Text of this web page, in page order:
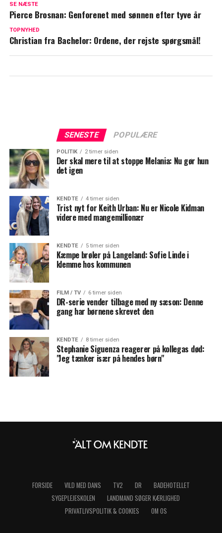
siger farvel
SE NÆSTE
Pierce Brosnan: Genforenet med sønnen efter tyve år
TOPNYHED
Christian fra Bachelor: Ordene, der rejste spørgsmål!
SENESTE POPULÆRE
POLITIK 2 timer siden
Der skal mere til at stoppe Melania: Nu gør hun
det igen
KENDTE 4 timer siden
Trist nyt for Keith Urban: Nu er Nicole Kidman
videre med mangemillionær
KENDTE 5 timer siden
Kæmpe brøler på Langeland: Sofie Linde i
klemme hos kommunen
FILM / TV 6 timer siden
DR-serie vender tilbage med ny sæson: Denne
gang har børnene skrevet den
KENDTE 8 timer siden
Stephanie Siguenza reagerer på kollegas død:
"Jeg tænker især på hendes børn"
FORSIDE VILD MED DANS TV2 DR
BADEHOTELLET
SYGEPLEJESKOLEN
LANDMAND SØGER KÆRLIGHED
PRIVATLIVSPOLITIK & COOKIES
OM OS